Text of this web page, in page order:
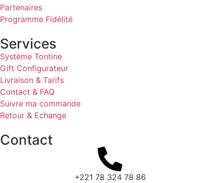
Partenaires
Programme Fidélité
Services
Système Tontine
Gift Configurateur
Livraison & Tarifs
Contact & FAQ
Suivre ma commande
Retour & Echange
Contact
+221 78 324 78 86